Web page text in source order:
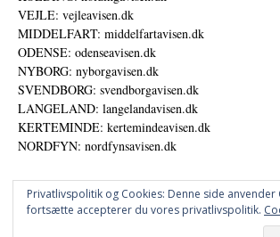
VEJLE: vejleavisen.dk
MIDDELFART: middelfartavisen.dk
ODENSE: odenseavisen.dk
NYBORG: nyborgavisen.dk
SVENDBORG: svendborgavisen.dk
LANGELAND: langelandavisen.dk
KERTEMINDE: kertemindeavisen.dk
NORDFYN: nordfynsavisen.dk
Privatlivspolitik og Cookies: Denne side anvender
fortsætte accepterer du vores privatlivspolitik.